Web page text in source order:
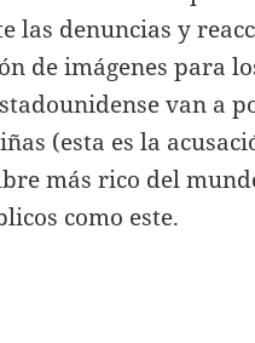
las denuncias y
de imágenes para
van a
(esta es la
más rico del
como este.